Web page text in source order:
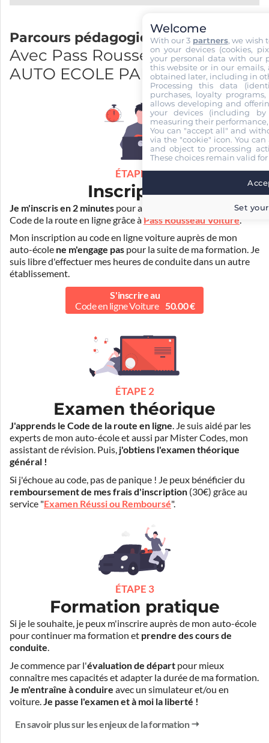
Parcours pédagogique
Avec Pass Rousseau et SARL
AUTO ECOLE PALAYER 84
ÉTAPE 1
Inscription
Je m'inscris en 2 minutes pour accéder à ma formation au
Code de la route en ligne grâce à Pass Rousseau Voiture.
Mon inscription au code en ligne voiture auprès de mon
auto-école ne m'engage pas pour la suite de ma formation. Je
suis libre d'effectuer mes heures de conduite dans un autre
établissement.
S'inscrire au
Code en ligne Voiture 50.00 €
ÉTAPE 2
Examen théorique
J'apprends le Code de la route en ligne. Je suis aidé par les
experts de mon auto-école et aussi par Mister Codes, mon
assistant de révision. Puis, j'obtiens l'examen théorique
général !
Si j'échoue au code, pas de panique ! Je peux bénéficier du
remboursement de mes frais d'inscription (30€) grâce au
service "Examen Réussi ou Remboursé".
ÉTAPE 3
Formation pratique
Si je le souhaite, je peux m'inscrire auprès de mon auto-école
pour continuer ma formation et prendre des cours de
conduite.
Je commence par l'évaluation de départ pour mieux
connaître mes capacités et adapter la durée de ma formation.
Je m'entraîne à conduire avec un simulateur et/ou en
voiture.Je passe l'examen et à moi la liberté !
En savoir plus sur les enjeux de la formation
Welcome
With our 3 partners, we wish
on your devices (cookies,
your personal data with our
this website or in our emails,
obtained later, including in
Processing this data
purchases, loyalty
allows developing and
your devices (including
measuring their
You can "accept all" and
via the "cookie" icon. You
and object to processing
These choices remain valid
Set